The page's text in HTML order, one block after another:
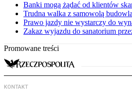
Banki mogą żądać od klientów
Trudna walka z samowolą
Prawo jazdy nie wystarczy do
Zakaz wyjazdu do sanatorium
Promowane treści
KONTAKT